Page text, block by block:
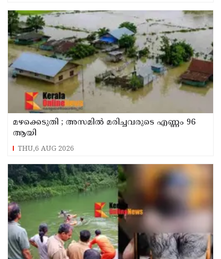
മഴക്കെടുതി ; അസമില്‍ മരിച്ചവരുടെ എണ്ണം 96
ആയി
THU,6 AUG 2026